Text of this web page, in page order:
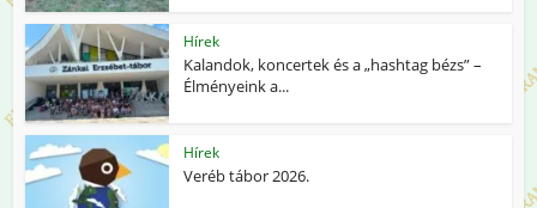
Hírek
Kalandok, koncertek és a „hashtag bézs” –
Élményeink a...
Hírek
Veréb tábor 2026.